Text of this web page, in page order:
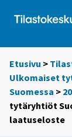
Etusivu >
Ulkomaiset
Suomessa >
tytäryhtiöt
laatuseloste